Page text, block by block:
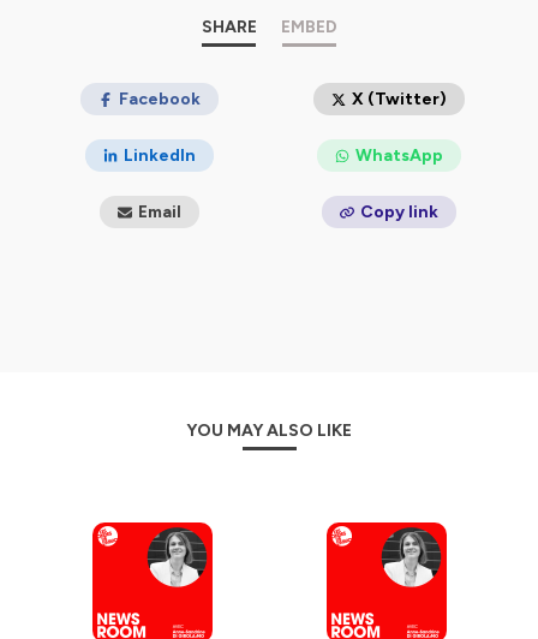
plateforme préférée, ou venez l'écouter sur
ondesdelimmo.com.
Hébergé par Ausha. Visitez
ausha.co/politique-de-
SHARE EMBED
Facebook X (Twitter)
LinkedIn WhatsApp
Email Copy link
YOU MAY ALSO LIKE